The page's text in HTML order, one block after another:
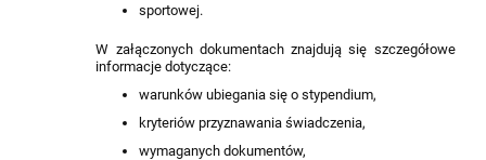
sportowej.
W załączonych dokumentach znajdują się szczegółowe
informacje dotyczące:
warunków ubiegania się o stypendium,
kryteriów przyznawania świadczenia,
wymaganych dokumentów,